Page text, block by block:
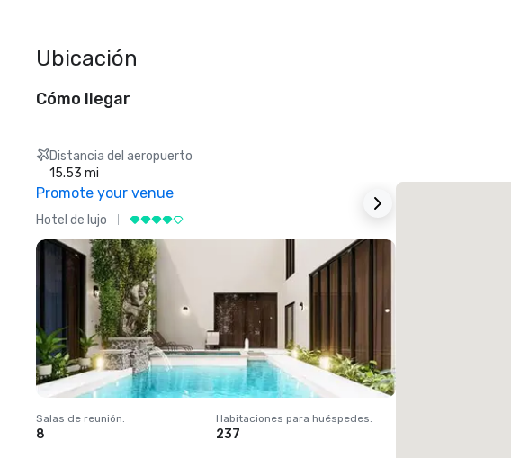
Ubicación
Cómo llegar
Distancia del aeropuerto
15.53 mi
Promote your venue
Hotel de lujo
Salas de reunión:
8
Habitaciones para huéspedes:
237